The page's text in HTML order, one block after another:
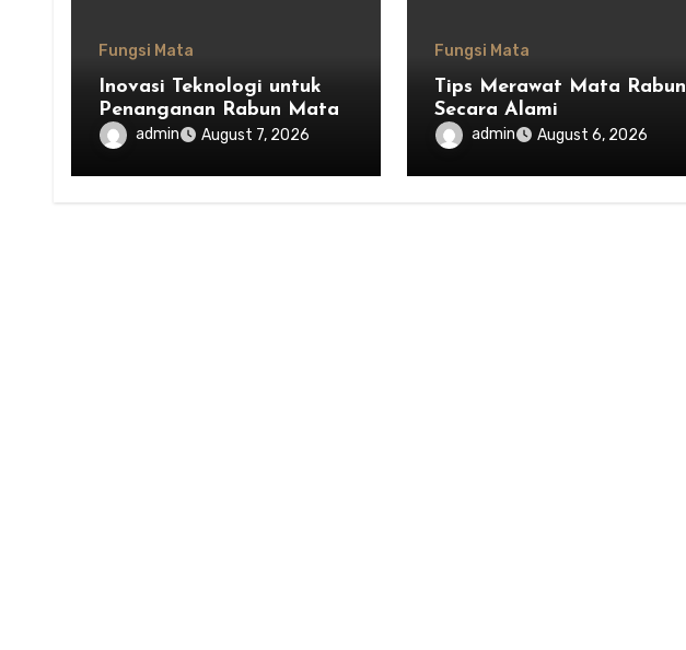
Fungsi Mata
Inovasi Teknologi untuk
Penanganan Rabun Mata
admin August 7, 2026
Fungsi Mata
Tips Merawat Mata Rabun
Secara Alami
admin August 6, 2026